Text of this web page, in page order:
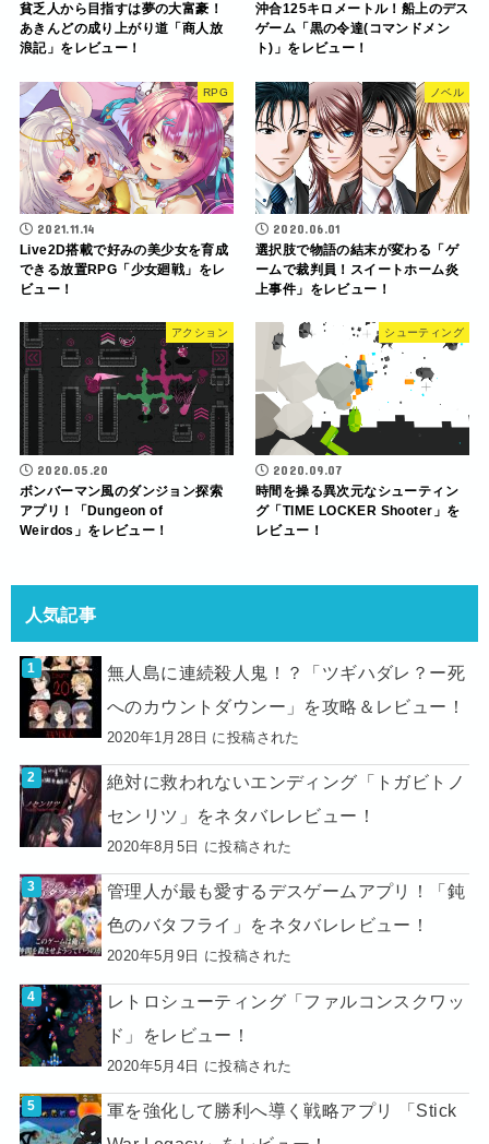
貧乏人から目指すは夢の大富豪！
あきんどの成り上がり道「商人放
浪記」をレビュー！
沖合125キロメートル！船上のデス
ゲーム「黒の令達(コマンドメン
ト)」をレビュー！
RPG
2021.11.14
Live2D搭載で好みの美少女を育成
できる放置RPG「少女廻戦」をレ
ビュー！
ノベル
2020.06.01
選択肢で物語の結末が変わる「ゲ
ームで裁判員！スイートホーム炎
上事件」をレビュー！
アクション
2020.05.20
ボンバーマン風のダンジョン探索
アプリ！「Dungeon of
Weirdos」をレビュー！
シューティング
2020.09.07
時間を操る異次元なシューティン
グ「TIME LOCKER Shooter」を
レビュー！
人気記事
無人島に連続殺人鬼！？「ツギハダレ？ー死
へのカウントダウンー」を攻略＆レビュー！
2020年1月28日 に投稿された
絶対に救われないエンディング「トガビトノ
センリツ」をネタバレレビュー！
2020年8月5日 に投稿された
管理人が最も愛するデスゲームアプリ！「鈍
色のバタフライ」をネタバレレビュー！
2020年5月9日 に投稿された
レトロシューティング「ファルコンスクワッ
ド」をレビュー！
2020年5月4日 に投稿された
軍を強化して勝利へ導く戦略アプリ 「Stick